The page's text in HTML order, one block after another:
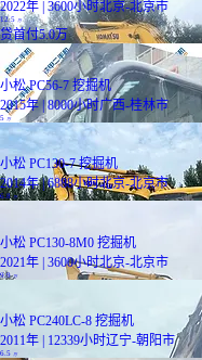
2022年 | 3600小时北京-北京市
12.5 万
贷首付5.0万
小松 PC56-7 挖掘机
2015年 | 8000小时广西-桂林市
5 万
小松 PC130-7 挖掘机
2014年 | 6888小时北京-北京市
6.8万
小松 PC130-8M0 挖掘机
2021年 | 3600小时北京-北京市
9.9 万
小松 PC240LC-8 挖掘机
2011年 | 12339小时辽宁-朝阳市
6.5 万